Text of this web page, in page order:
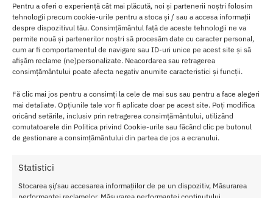
Pentru a oferi o experiență cât mai plăcută, noi și partenerii noștri folosim
tehnologii precum cookie-urile pentru a stoca și / sau a accesa informații
despre dispozitivul tău. Consimțământul față de aceste tehnologii ne va
permite nouă și partenerilor noștri să procesăm date cu caracter personal,
cum ar fi comportamentul de navigare sau ID-uri unice pe acest site și să
afișăm reclame (ne)personalizate. Neacordarea sau retragerea
consimțământului poate afecta negativ anumite caracteristici și funcții.
Fă clic mai jos pentru a consimți la cele de mai sus sau pentru a face alegeri
mai detaliate. Opțiunile tale vor fi aplicate doar pe acest site. Poți modifica
oricând setările, inclusiv prin retragerea consimțământului, utilizând
comutatoarele din Politica privind Cookie-urile sau făcând clic pe butonul
de gestionare a consimțământului din partea de jos a ecranului.
Statistici
Stocarea și/sau accesarea informațiilor de pe un dispozitiv, Măsurarea
Acesta poate fi utilizat pentru a stimula zonele erogene ale
corpului, cum ar fi clitorisul, sfarcurile sau alte zone sensibile,
pentru a oferi o experienta placuta si satisfacatoare.
In plus, dispozitivul este rezistent la apa, ceea ce inseamna ca
poate fi utilizat in dus sau in baie pentru a-ti imbunatati experienta
de stimulare sexuala.
Ultra Power Bulleteste un dispozitiv de stimulare sexuala
puternic si usor de utilizat, ideal pentru persoanele care cauta o
modalitate simpla si eficienta de a-si imbunatati experienta
Caract